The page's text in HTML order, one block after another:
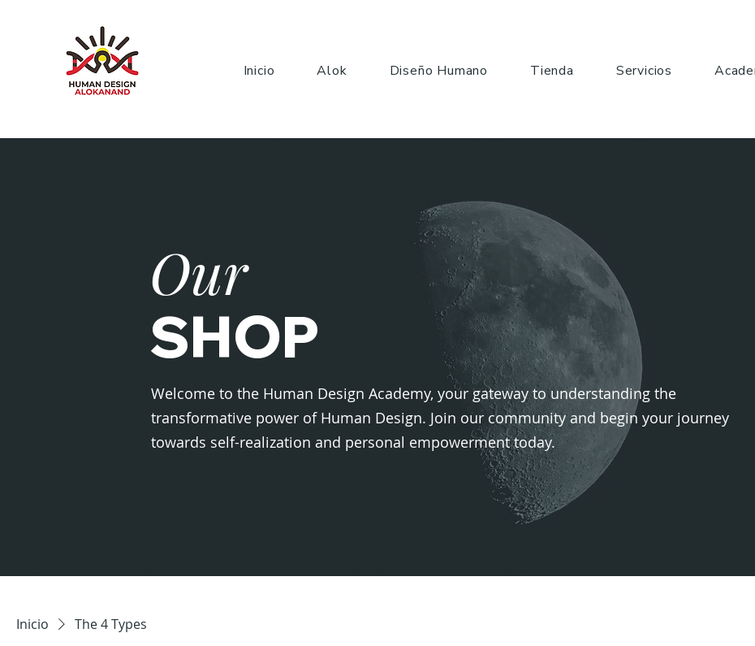
Inicio Alok Diseño Humano Tienda Servicios
Our
SHOP
Welcome to the Human Design Academy, your gateway to understanding the
transformative power of Human Design. Join our community and begin your journey
towards self-realization and personal empowerment today.
Inicio The 4 Types